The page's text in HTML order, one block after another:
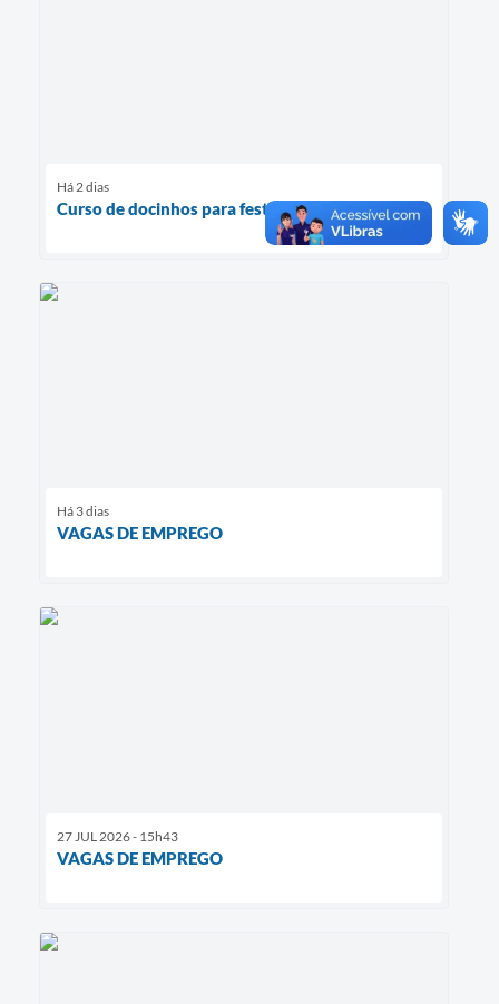
Há 2 dias
Curso de docinhos para festa
Há 3 dias
VAGAS DE EMPREGO
27 JUL 2026 - 15h43
VAGAS DE EMPREGO